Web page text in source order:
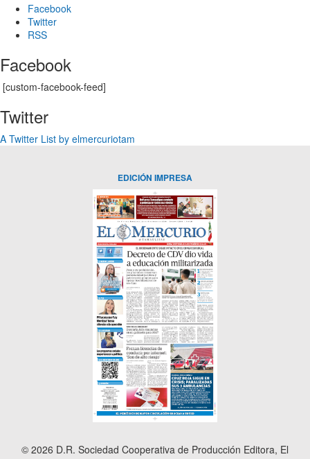
Facebook
Twitter
RSS
Facebook
[custom-facebook-feed]
Twitter
A Twitter List by elmercuriotam
EDICIÓN IMPRESA
© 2026 D.R. Sociedad Cooperativa de Producción Editora, El